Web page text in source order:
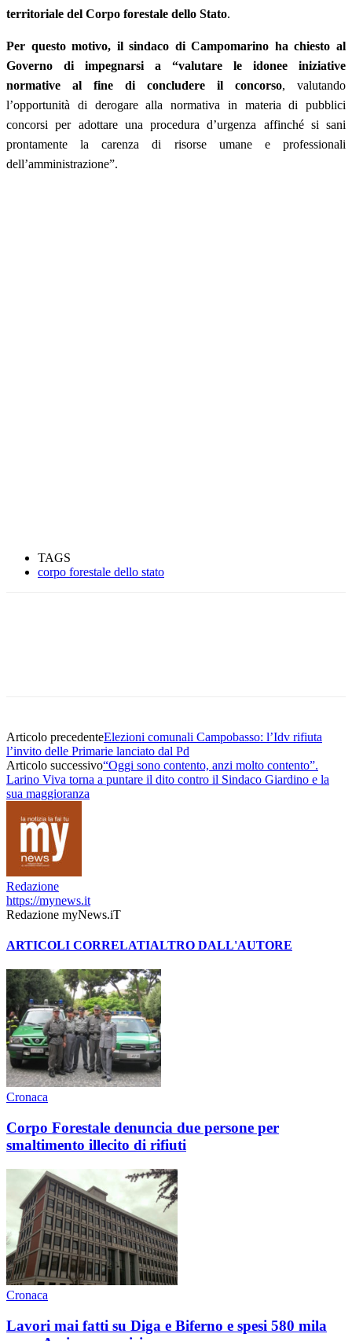
territoriale del Corpo forestale dello Stato.
Per questo motivo, il sindaco di Campomarino ha chiesto al
Governo di impegnarsi a “valutare le idonee iniziative
normative al fine di concludere il concorso, valutando
l’opportunità di derogare alla normativa in materia di pubblici
concorsi per adottare una procedura d’urgenza affinché si sani
prontamente la carenza di risorse umane e professionali
dell’amministrazione”.
TAGS
corpo forestale dello stato
Articolo precedenteElezioni comunali Campobasso: l’Idv rifiuta
l’invito delle Primarie lanciato dal Pd
Articolo successivo“Oggi sono contento, anzi molto contento”.
Larino Viva torna a puntare il dito contro il Sindaco Giardino e la
sua maggioranza
Redazione
https://mynews.it
Redazione myNews.iT
ARTICOLI CORRELATIALTRO DALL'AUTORE
Cronaca
Corpo Forestale denuncia due persone per
smaltimento illecito di rifiuti
Cronaca
Lavori mai fatti su Diga e Biferno e spesi 580 mila